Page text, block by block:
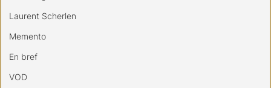
Laurent Scherlen
Memento
En bref
VOD